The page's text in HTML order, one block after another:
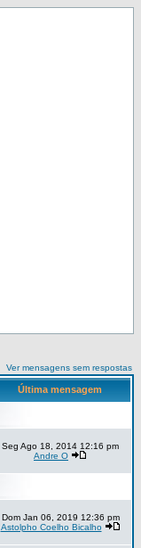
Ver mensagens sem respostas
Última mensagem
Seg Ago 18, 2014 12:16 pm
Andre O
Dom Jan 06, 2019 12:36 pm
Astolpho Coelho Bicalho